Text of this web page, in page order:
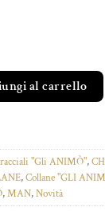
al carrello
"Gli ANIMÒ",
,Collane "GLI
,MAN,Novità